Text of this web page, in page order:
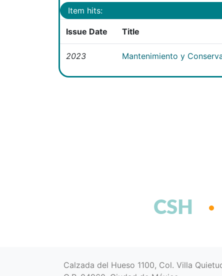
Item hits:
Issue Date Title
2023 Mantenimiento y
CSH
Calzada del Hueso 1100, Col. Villa